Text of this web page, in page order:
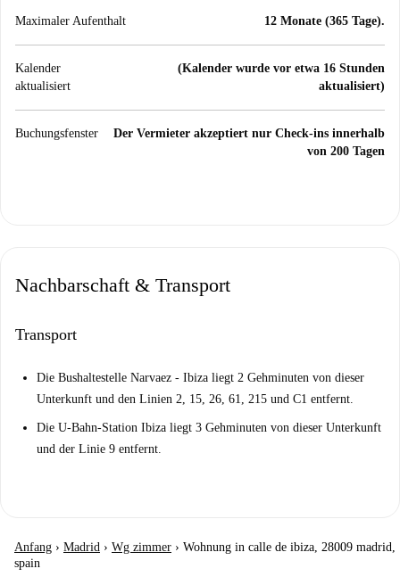
Maximaler Aufenthalt 12 Monate (365 Tage).
Kalender
aktualisiert
(Kalender wurde vor etwa 16 Stunden
aktualisiert)
Buchungsfenster
Der Vermieter akzeptiert nur Check-ins innerhalb
von 200 Tagen
Nachbarschaft & Transport
Transport
Die Bushaltestelle Narvaez - Ibiza liegt 2 Gehminuten von dieser
Unterkunft und den Linien 2, 15, 26, 61, 215 und C1 entfernt.
Die U-Bahn-Station Ibiza liegt 3 Gehminuten von dieser Unterkunft
und der Linie 9 entfernt.
Anfang › Madrid › Wg zimmer › Wohnung in calle de ibiza, 28009 madrid,
spain